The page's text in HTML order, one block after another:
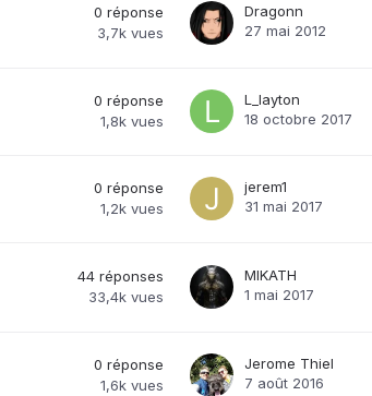
0 réponse
3,7k vues
Dragonn
27 mai 2012
0 réponse
1,8k vues
L_layton
18 octobre 2017
0 réponse
1,2k vues
jerem1
31 mai 2017
44 réponses
33,4k vues
MIKATH
1 mai 2017
0 réponse
1,6k vues
Jerome Thiel
7 août 2016